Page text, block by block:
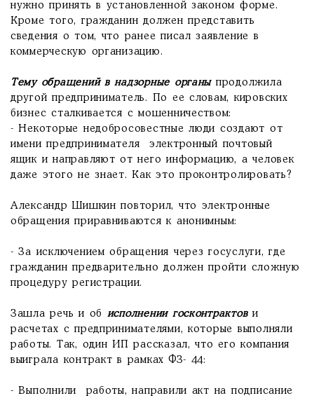
нужно принять в установленной законом форме.
Кроме того, гражданин должен представить
сведения о том, что ранее писал заявление в
коммерческую организацию.
Тему обращений в надзорные органы продолжила
другой предприниматель. По ее словам, кировских
бизнес сталкивается с мошенничеством:
- Некоторые недобросовестные люди создают от
имени предпринимателя электронный почтовый
ящик и направляют от него информацию, а человек
даже этого не знает. Как это проконтролировать?
Александр Шишкин повторил, что электронные
обращения приравниваются к анонимным:
- За исключением обращения через госуслуги, где
гражданин предварительно должен пройти сложную
процедуру регистрации.
Зашла речь и об исполнении госконтрактови
расчетах с предпринимателями, которые выполняли
работы. Так, один ИП рассказал, что его компания
выиграла контракт в рамках ФЗ- 44:
- Выполнили работы, направили акт на подписание